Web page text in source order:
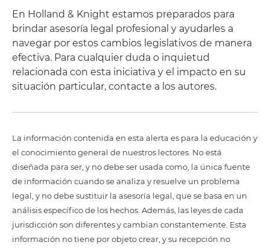
En Holland & Knight estamos preparados para
brindar asesoría legal profesional y ayudarles a
navegar por estos cambios legislativos de manera
efectiva. Para cualquier duda o inquietud
relacionada con esta iniciativa y el impacto en su
situación particular, contacte a los autores.
La información contenida en esta alerta es para la educación y
el conocimiento general de nuestros lectores. No está
diseñada para ser, y no debe ser usada como, la única fuente
de información cuando se analiza y resuelve un problema
legal, y no debe sustituir la asesoría legal, que se basa en un
análisis específico de los hechos. Además, las leyes de cada
jurisdicción son diferentes y cambian constantemente. Esta
información no tiene por objeto crear, y su recepción no